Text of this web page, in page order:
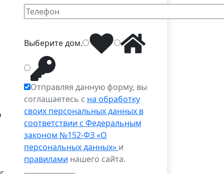
Выберитедом.
Отправляя данную форму, вы
соглашаетесь с на обработку
своих персональных данных в
соответствии с Федеральным
законом №152-ФЗ «О
персональных данных» и
правилами нашего сайта.